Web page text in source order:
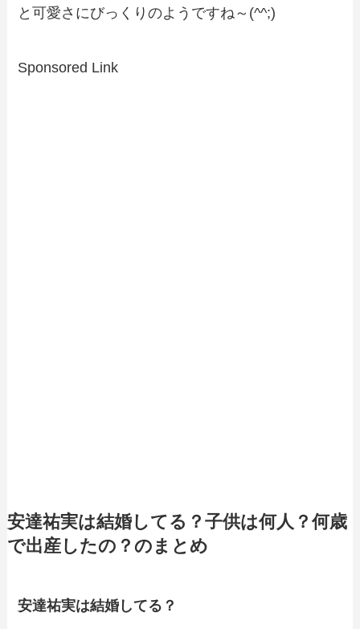
と可愛さにびっくりのようですね～(^^;)
Sponsored Link
安達祐実は結婚してる？子供は何人？何歳
で出産したの？のまとめ
安達祐実は結婚してる？